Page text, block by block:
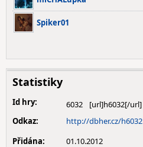
Spiker01
Statistiky
Id hry:
6032
Odkaz:
http://dbher.cz/h6032
Přidána:
01.10.2012